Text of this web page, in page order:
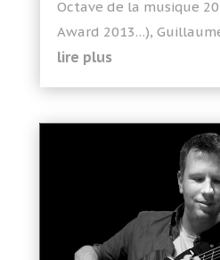
Octave de la musique
Award 2013…),
lire plus